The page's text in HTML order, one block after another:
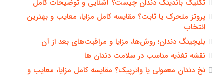
تکنیک باندینگ دندان چیست؟ آشنایی و توضیحات کامل
پروتز متحرک یا ثابت؟ مقایسه کامل مزایا، معایب و بهترین
انتخاب
بلیچینگ دندان؛ روش‌ها، مزایا و مراقبت‌های بعد از آن
نقشه تغذیه مناسب در سلامت دندان ها
نخ دندان معمولی یا واترپیک؟ مقایسه کامل مزایا، معایب و